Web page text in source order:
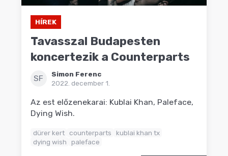
HÍREK
Tavasszal Budapesten
koncertezik a Counterparts
SF
Simon Ferenc
2022. december 1.
Az est előzenekarai: Kublai Khan, Paleface,
Dying Wish.
dürer kert counterparts
kublai khan tx
dying wish
paleface